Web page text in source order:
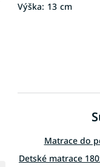
Výška: 13 cm
Matrace do
Detské matrace